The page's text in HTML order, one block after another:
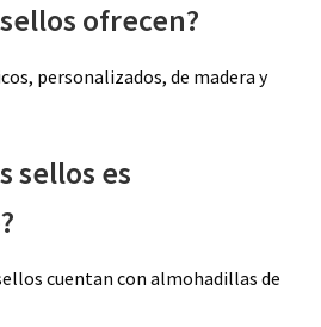
ofrecen?
personalizados, de madera y
sellos es
cuentan con almohadillas de